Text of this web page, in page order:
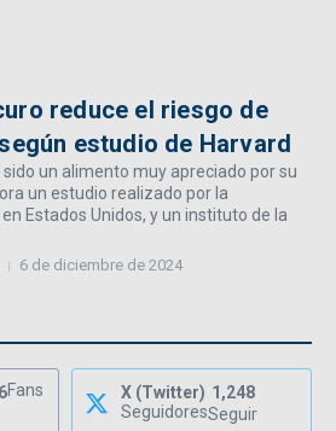
reduce el riesgo de
estudio de Harvard
un alimento muy apreciado por su
un estudio realizado por la
Estados Unidos, y un instituto de la
6 de diciembre de 2024
Fans
X (Twitter) 1,248
SeguidoresSeguir